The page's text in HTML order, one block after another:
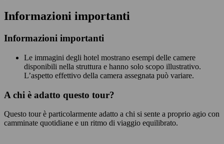
Informazioni importanti
Informazioni importanti
Le immagini degli hotel mostrano esempi delle camere
disponibili nella struttura e hanno solo scopo illustrativo.
L’aspetto effettivo della camera assegnata può variare.
A chi è adatto questo tour?
Questo tour è particolarmente adatto a chi si sente a proprio agio con
camminate quotidiane e un ritmo di viaggio equilibrato.